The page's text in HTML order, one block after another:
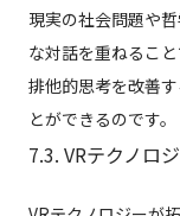
現実の社会問題や
な対話を重ねるこ
排他的思考を改善
とができるのです。
7.3. VRテクノロ